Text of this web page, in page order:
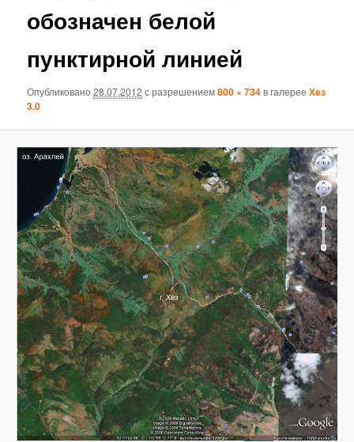
обозначен белой
пунктирной линией
Опубликовано28.07.2012 с разрешением800 × 734в галерееХез
3.0